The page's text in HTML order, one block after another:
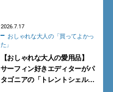
2026.7.17
た」
【おしゃれな大人の愛用品】
サーフィン好きエディターがパ
タゴニアの「トレントシェル」